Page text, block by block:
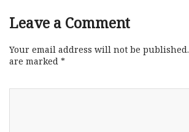
Leave a Comment
Your email address will not be published.
are marked *